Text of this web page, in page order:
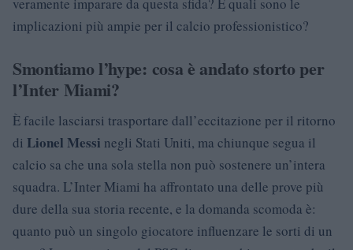
implicazioni più ampie per il calcio professionistico?
Smontiamo l’hype: cosa è andato storto per
l’Inter Miami?
È facile lasciarsi trasportare dall’eccitazione per il ritorno
di Lionel Messi negli Stati Uniti, ma chiunque segua il
calcio sa che una sola stella non può sostenere un’intera
squadra. L’Inter Miami ha affrontato una delle prove più
dure della sua storia recente, e la domanda scomoda è:
quanto può un singolo giocatore influenzare le sorti di un